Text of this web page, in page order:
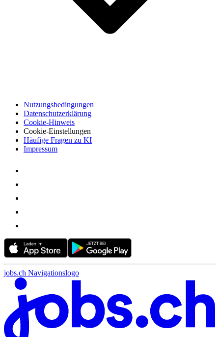
Nutzungsbedingungen
Datenschutzerklärung
Cookie-Hinweis
Cookie-Einstellungen
Häufige Fragen zu KI
Impressum
jobs.ch Navigationslogo